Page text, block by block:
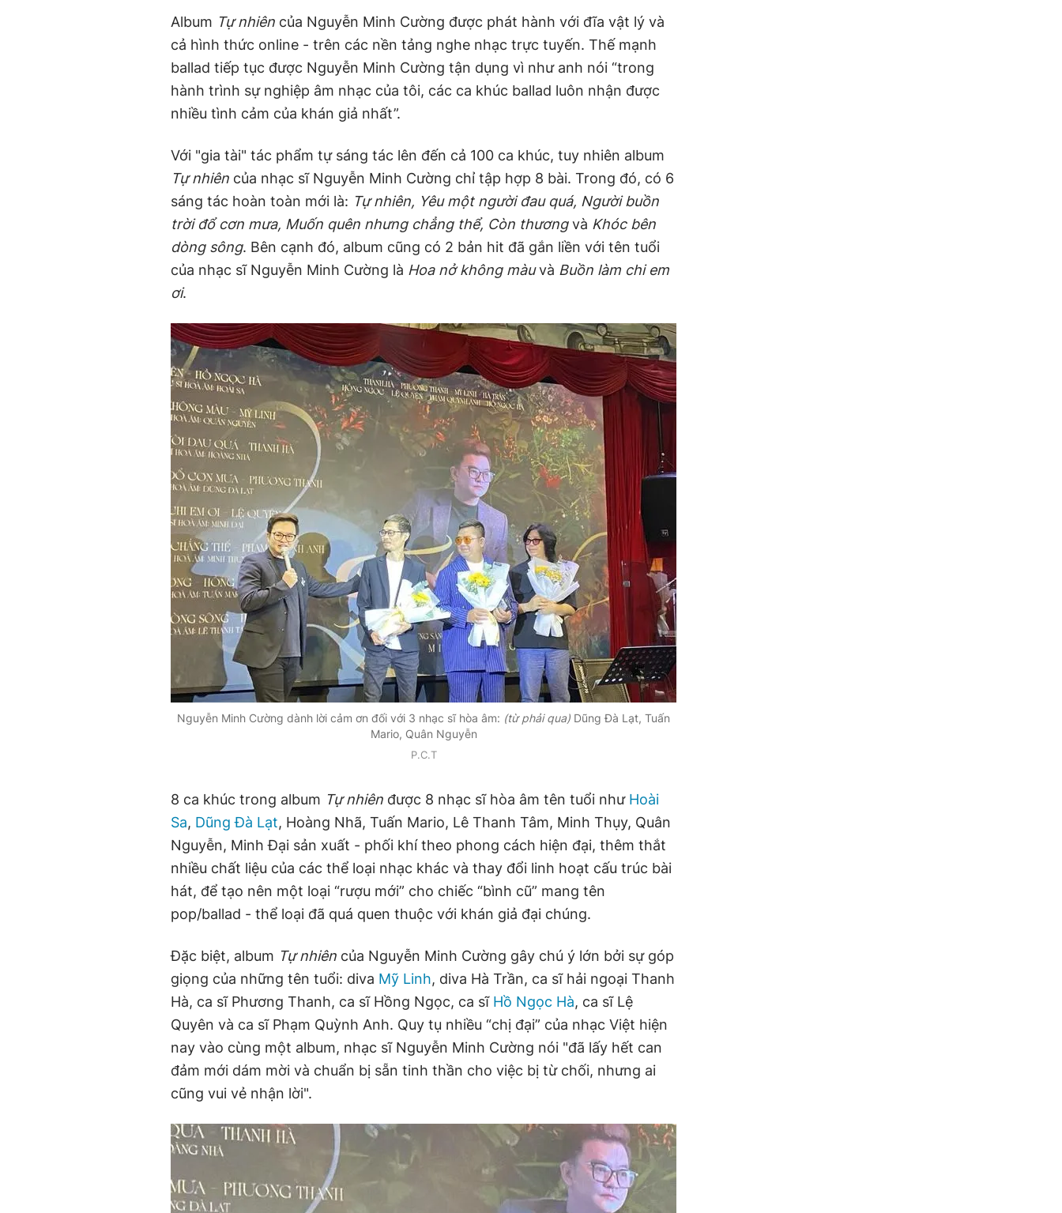
Album Tự nhiên của Nguyễn Minh Cường được phát hành với đĩa vật lý và
cả hình thức online - trên các nền tảng nghe nhạc trực tuyến. Thế mạnh
ballad tiếp tục được Nguyễn Minh Cường tận dụng vì như anh nói “trong
hành trình sự nghiệp âm nhạc của tôi, các ca khúc ballad luôn nhận được
nhiều tình cảm của khán giả nhất”.
Với "gia tài" tác phẩm tự sáng tác lên đến cả 100 ca khúc, tuy nhiên album
Tự nhiên của nhạc sĩ Nguyễn Minh Cường chỉ tập hợp 8 bài. Trong đó, có 6
sáng tác hoàn toàn mới là: Tự nhiên, Yêu một người đau quá, Người buồn
trời đổ cơn mưa, Muốn quên nhưng chẳng thể, Còn thươngvà Khóc bên
dòng sông. Bên cạnh đó, album cũng có 2 bản hit đã gắn liền với tên tuổi
của nhạc sĩ Nguyễn Minh Cường là Hoa nở không màuvà Buồn làm chi em
ơi.
Nguyễn Minh Cường dành lời cảm ơn đối với 3 nhạc sĩ hòa âm: (từ phải qua) Dũng Đà Lạt, Tuấn
Mario, Quân Nguyễn
P.C.T
8 ca khúc trong album Tự nhiên được 8 nhạc sĩ hòa âm tên tuổi như Hoài
Sa, Dũng Đà Lạt, Hoàng Nhã, Tuấn Mario, Lê Thanh Tâm, Minh Thụy, Quân
Nguyễn, Minh Đại sản xuất - phối khí theo phong cách hiện đại, thêm thắt
nhiều chất liệu của các thể loại nhạc khác và thay đổi linh hoạt cấu trúc bài
hát, để tạo nên một loại “rượu mới” cho chiếc “bình cũ” mang tên
pop/ballad - thể loại đã quá quen thuộc với khán giả đại chúng.
Đặc biệt, album Tự nhiên của Nguyễn Minh Cường gây chú ý lớn bởi sự góp
giọng của những tên tuổi: diva Mỹ Linh, diva Hà Trần, ca sĩ hải ngoại Thanh
Hà, ca sĩ Phương Thanh, ca sĩ Hồng Ngọc, ca sĩ Hồ Ngọc Hà, ca sĩ Lệ
Quyên và ca sĩ Phạm Quỳnh Anh. Quy tụ nhiều “chị đại” của nhạc Việt hiện
nay vào cùng một album, nhạc sĩ Nguyễn Minh Cường nói "đã lấy hết can
đảm mới dám mời và chuẩn bị sẵn tinh thần cho việc bị từ chối, nhưng ai
cũng vui vẻ nhận lời".